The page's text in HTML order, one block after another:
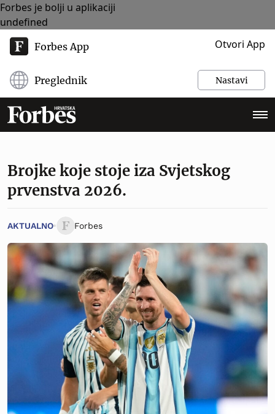
Forbes je bolji u aplikaciji
undefined
Forbes App Otvori App
Preglednik Nastavi
Brojke koje stoje iza Svjetskog
prvenstva 2026.
AKTUALNO Forbes